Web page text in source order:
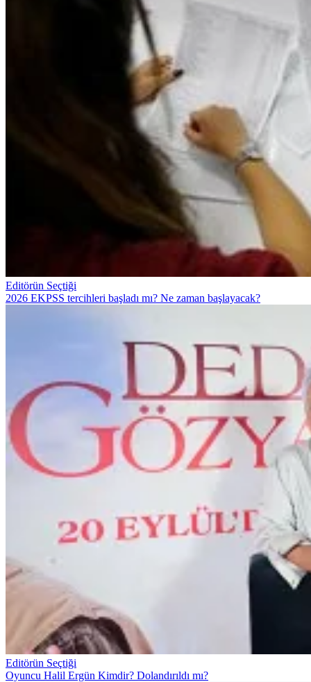
Editörün Seçtiği
2026 EKPSS tercihleri başladı mı? Ne zaman başlayacak?
Editörün Seçtiği
Oyuncu Halil Ergün Kimdir? Dolandırıldı mı?